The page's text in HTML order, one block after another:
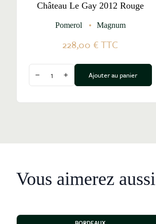
Château Le Gay 2012 Rouge
Pomerol Magnum
228,00 €TTC
Diminuer la quantité
Augmenter la quantité
Ajouter au panier
Vous aimerez aussi